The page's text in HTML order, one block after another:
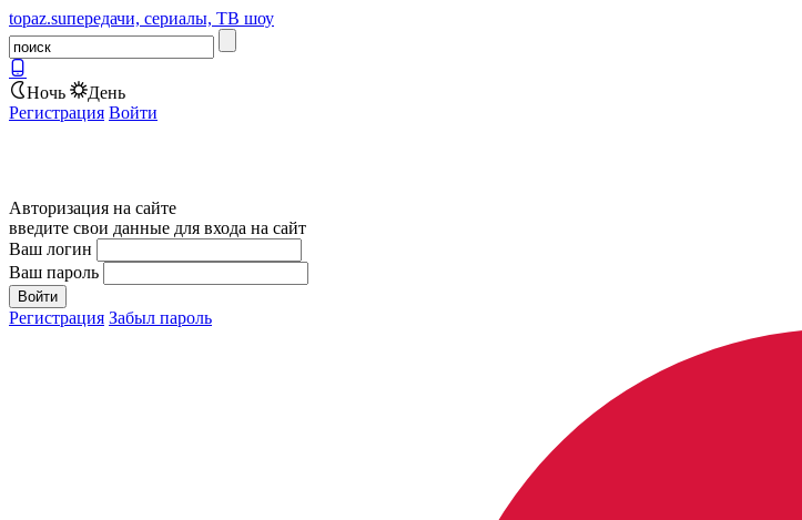
topaz.suпередачи, сериалы, ТВ шоу
Ночь
День
Регистрация Войти
Авторизация на сайте
введите свои данные для входа на сайт
Ваш логин
Ваш пароль
Регистрация Забыл пароль